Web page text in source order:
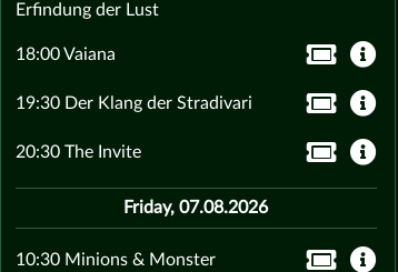
Erfindung der Lust
18:00 Vaiana
19:30 Der Klang der Stradivari
20:30 The Invite
Friday, 07.08.2026
10:30 Minions & Monster